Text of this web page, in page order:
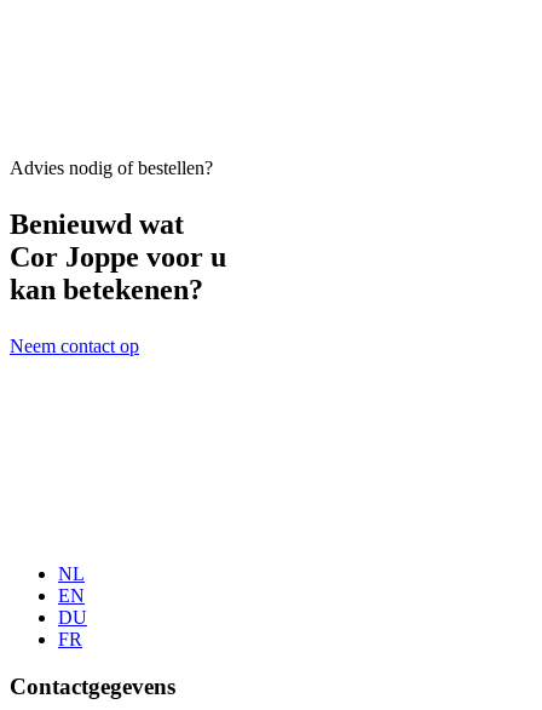
Advies nodig of bestellen?
Benieuwd wat
Cor Joppe voor u
kan betekenen?
Neem contact op
NL
EN
DU
FR
Contactgegevens